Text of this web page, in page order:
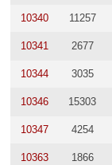
10340 11257
10341 2677
10344 3035
10346 15303
10347 4254
10363 1866